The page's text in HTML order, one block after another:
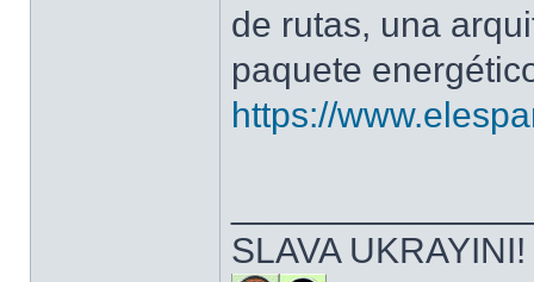
de rutas, una
paquete
https://
SLAVA